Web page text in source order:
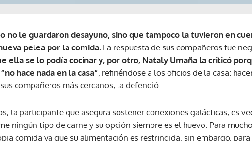
ACEPTAR
no le guardaron desayuno, sino que tampoco la tuvieron en
pelea por la comida. La respuesta de sus compañeros fue
ella se lo podía cocinar y, por otro, Nataly Umaña la criticó
hace nada en la casa”, refiriéndose a los oficios de la casa:
compañeros más cercanos, la defendió.
la participante que asegura sostener conexiones galácticas, es
ningún tipo de carne y su opción siempre es el huevo. Para
comida ya que su alimentación es restringida, sin embargo,